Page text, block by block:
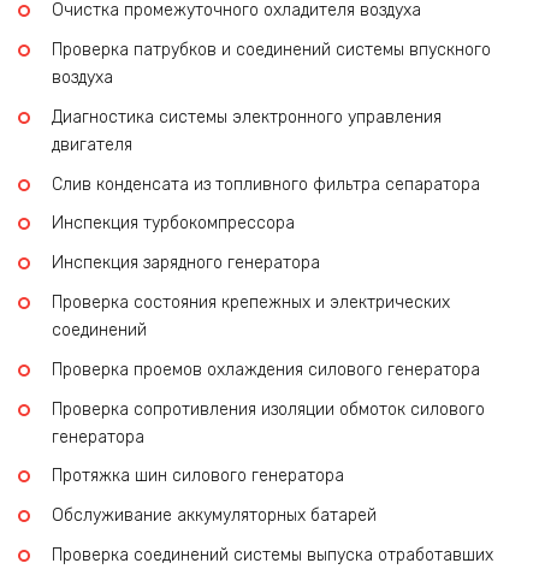
Очистка промежуточного охладителя воздуха
Проверка патрубков и соединений системы впускного
воздуха
Диагностика системы электронного управления
двигателя
Слив конденсата из топливного фильтра сепаратора
Инспекция турбокомпрессора
Инспекция зарядного генератора
Проверка состояния крепежных и электрических
соединений
Проверка проемов охлаждения силового генератора
Проверка сопротивления изоляции обмоток силового
генератора
Протяжка шин силового генератора
Обслуживание аккумуляторных батарей
Проверка соединений системы выпуска отработавших